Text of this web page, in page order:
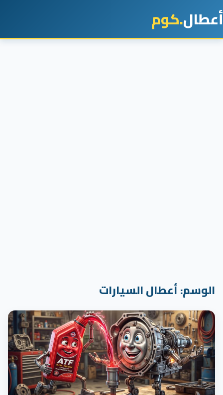
أعطال.كوم
الوسم:أعطال السيارات